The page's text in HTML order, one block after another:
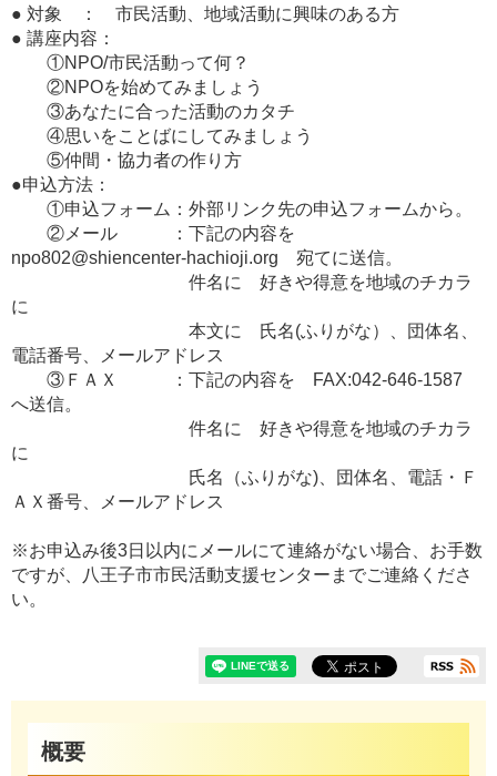
● 対象 ： 市民活動、地域活動に興味のある方
● 講座内容：
①NPO/市民活動って何？
②NPOを始めてみましょう
③あなたに合った活動のカタチ
④思いをことばにしてみましょう
⑤仲間・協力者の作り方
●申込方法：
①申込フォーム：外部リンク先の申込フォームから。
②メール ：下記の内容を
npo802@shiencenter-hachioji.org 宛てに送信。
件名に 好きや得意を地域のチカラ
に
本文に 氏名(ふりがな）、団体名、
電話番号、メールアドレス
③ＦＡＸ ：下記の内容を FAX:042-646-1587
へ送信。
件名に 好きや得意を地域のチカラ
に
氏名（ふりがな)、団体名、電話・Ｆ
ＡＸ番号、メールアドレス
※お申込み後3日以内にメールにて連絡がない場合、お手数
ですが、八王子市市民活動支援センターまでご連絡くださ
い。
概要